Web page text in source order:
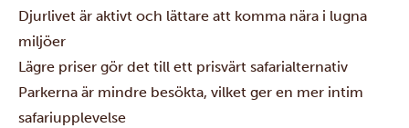
Djurlivet är aktivt och lättare att komma nära i lugna
miljöer
Lägre priser gör det till ett prisvärt safarialternativ
Parkerna är mindre besökta, vilket ger en mer intim
safariupplevelse